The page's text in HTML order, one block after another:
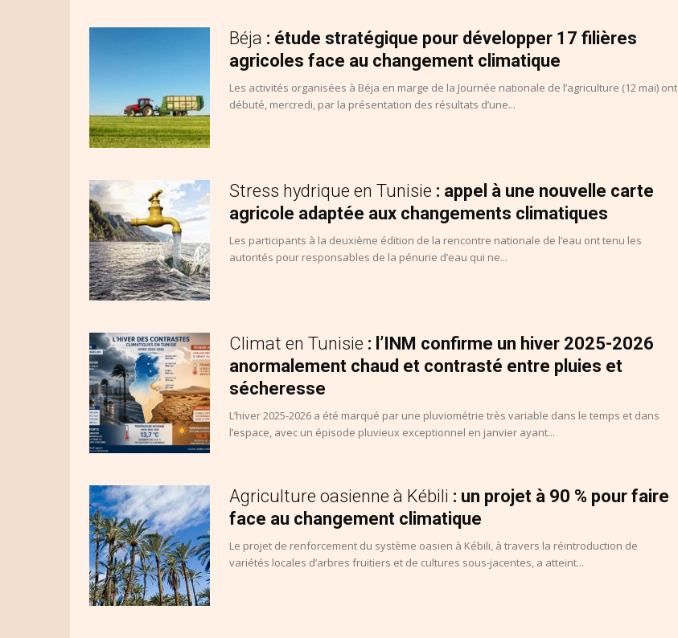
Béja : étude stratégique pour développer 17 filières
agricoles face au changement climatique
Les activités organisées à Béja en marge de la Journée nationale de l’agriculture (12 mai) ont
débuté, mercredi, par la présentation des résultats d’une...
Stress hydrique en Tunisie : appel à une nouvelle carte
agricole adaptée aux changements climatiques
Les participants à la deuxième édition de la rencontre nationale de l’eau ont tenu les
autorités pour responsables de la pénurie d’eau qui ne...
Climat en Tunisie : l’INM confirme un hiver 2025-2026
anormalement chaud et contrasté entre pluies et
sécheresse
L’hiver 2025-2026 a été marqué par une pluviométrie très variable dans le temps et dans
l’espace, avec un épisode pluvieux exceptionnel en janvier ayant...
Agriculture oasienne à Kébili : un projet à 90 % pour faire
face au changement climatique
Le projet de renforcement du système oasien à Kébili, à travers la réintroduction de
variétés locales d’arbres fruitiers et de cultures sous-jacentes, a atteint...